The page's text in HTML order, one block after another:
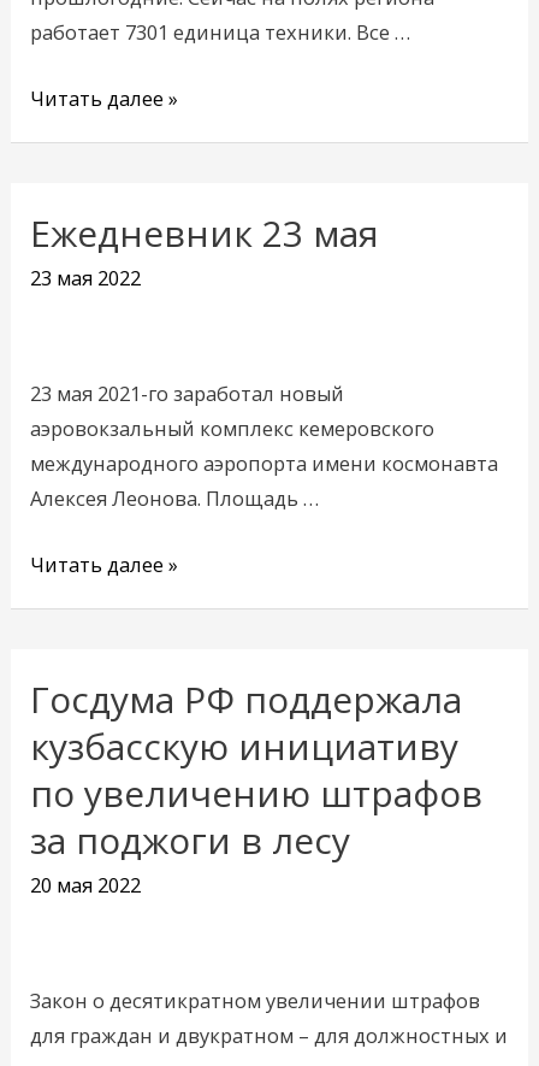
работает 7301 единица техники. Все …
прошлом
году
Читать далее »
Ежедневник 23 мая
23 мая 2022
23 мая 2021-го заработал новый
аэровокзальный комплекс кемеровского
международного аэропорта имени космонавта
Алексея Леонова. Площадь …
Ежедневник
Читать далее »
Госдума РФ поддержала
кузбасскую инициативу
по увеличению штрафов
за поджоги в лесу
20 мая 2022
Закон о десятикратном увеличении штрафов
для граждан и двукратном – для должностных и
Госдума
поддержала
кузбасскую
инициативу
увеличению
поджоги
в